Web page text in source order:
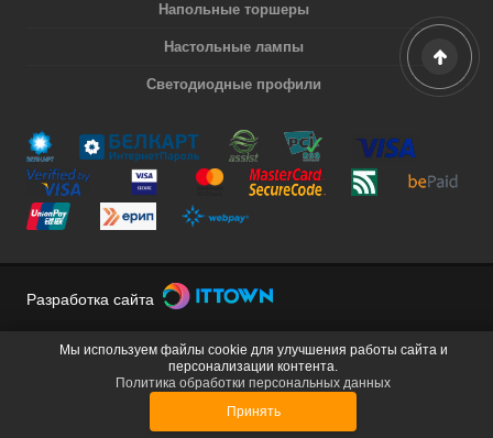
Напольные торшеры
Настольные лампы
Светодиодные профили
Разработка сайта
Мы используем файлы cookie для улучшения работы сайта и
персонализации контента.
Политика обработки персональных данных
Принять